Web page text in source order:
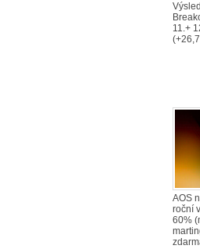
11.+
AOS
roční
60%